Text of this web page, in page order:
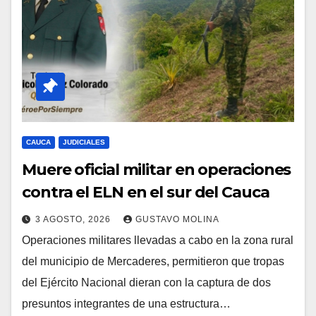
CAUCA JUDICIALES
Muere oficial militar en operaciones
contra el ELN en el sur del Cauca
3 AGOSTO, 2026 GUSTAVO MOLINA
Operaciones militares llevadas a cabo en la zona rural
del municipio de Mercaderes, permitieron que tropas
del Ejército Nacional dieran con la captura de dos
presuntos integrantes de una estructura…